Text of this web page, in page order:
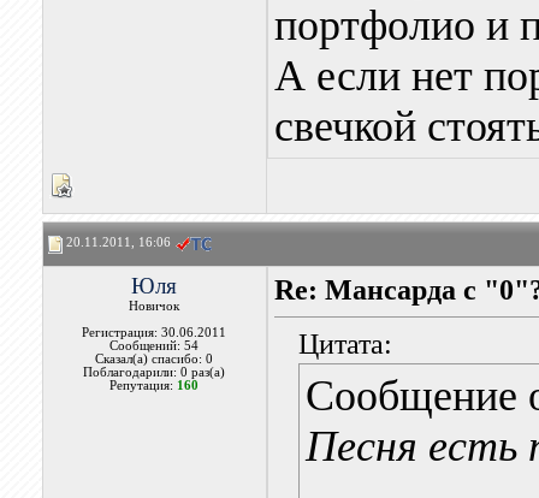
портфолио и
А если нет
свечкой
20.11.2011, 16:06
Юля
Новичок
Регистрация: 30.06.2011
Сообщений: 54
Сказал(а) спасибо: 0
Поблагодарили: 0 раз(а)
Репутация: 160
Re: Мансарда с
Цитата:
Сообщение
Песня есть